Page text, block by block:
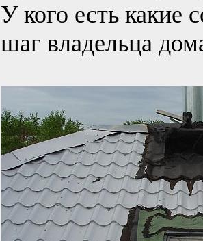
У кого есть какие
шаг владельца